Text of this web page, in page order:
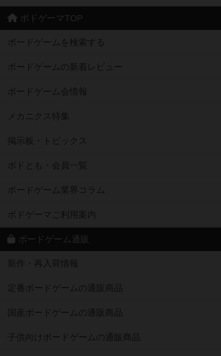
ボドゲーマTOP
ボードゲームを検索する
ボードゲームの新着レビュー
ボードゲーム会情報
メカニクス特集
掲示板・トピックス
ボドとも・会員一覧
ボードゲーム業界コラム
ボドゲーマご利用案内
ボードゲーム通販
新作・再入荷情報
定番ボードゲームの通販商品
国産ボードゲームの通販商品
子供向けボードゲームの通販商品